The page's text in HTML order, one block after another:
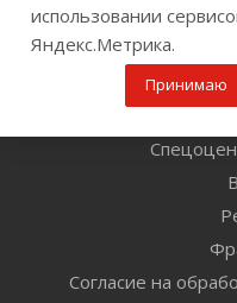
О
Согласие на
использовании
Яндекс.Метрика.
Принимаю